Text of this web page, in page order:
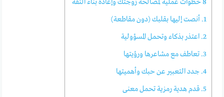
1. أنصت إليها بقلبك (دون مقاطعة)
2. اعتذر بذكاء وتحمل المسؤولية
3. تعاطف مع مشاعرها ورؤيتها
4. جدد التعبير عن حبك وأهميتها
5. قدم هدية رمزية تحمل معنى